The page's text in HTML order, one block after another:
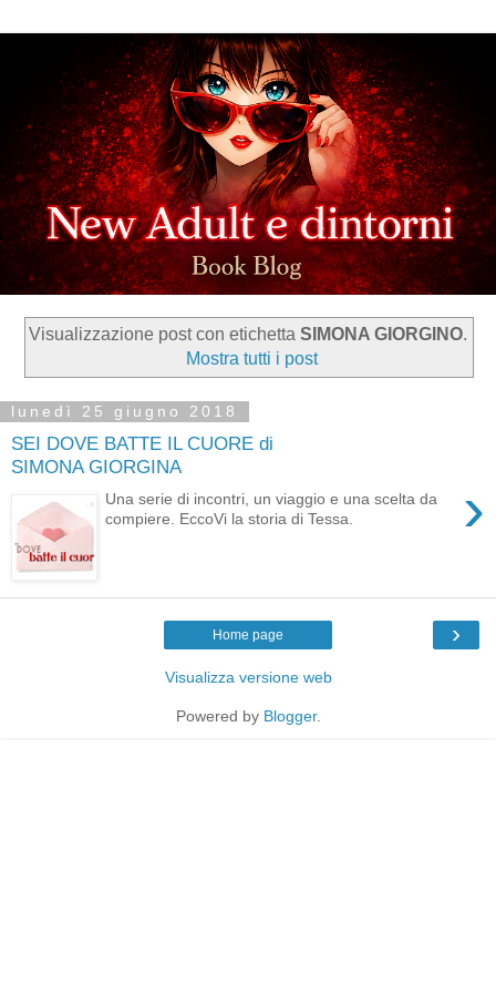
Visualizzazione post con etichetta SIMONA GIORGINO.
Mostra tutti i post
lunedì 25 giugno 2018
SEI DOVE BATTE IL CUORE di
SIMONA GIORGINA
›
Una serie di incontri, un viaggio e una scelta da
compiere. EccoVi la storia di Tessa.
›
Home page
Visualizza versione web
Powered by Blogger.